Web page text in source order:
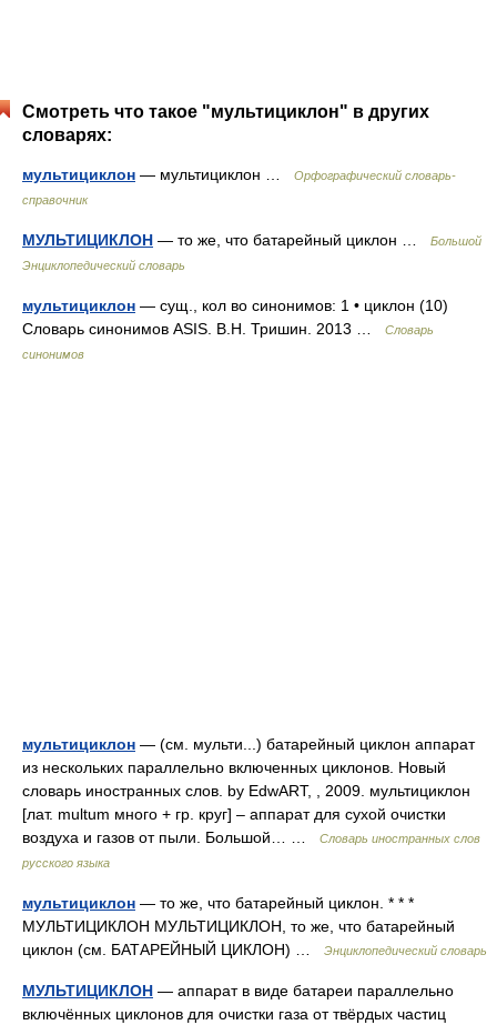
Смотреть что такое "мультициклон" в других
словарях:
мультициклон — мультициклон …
Орфографический словарь-
справочник
МУЛЬТИЦИКЛОН — то же, что батарейный циклон …
Большой
Энциклопедический словарь
мультициклон — сущ., кол во синонимов: 1 • циклон (10)
Словарь синонимов ASIS. В.Н. Тришин. 2013 …
Словарь
синонимов
мультициклон — (см. мульти...) батарейный циклон аппарат
из нескольких параллельно включенных циклонов. Новый
словарь иностранных слов. by EdwART, , 2009. мультициклон
[лат. multum много + гр. круг] – аппарат для сухой очистки
воздуха и газов от пыли. Большой… …
Словарь иностранных слов
русского языка
мультициклон — то же, что батарейный циклон. * * *
МУЛЬТИЦИКЛОН МУЛЬТИЦИКЛОН, то же, что батарейный
циклон (см. БАТАРЕЙНЫЙ ЦИКЛОН) …
Энциклопедический словарь
МУЛЬТИЦИКЛОН — аппарат в виде батареи параллельно
включённых циклонов для очистки газа от твёрдых частиц